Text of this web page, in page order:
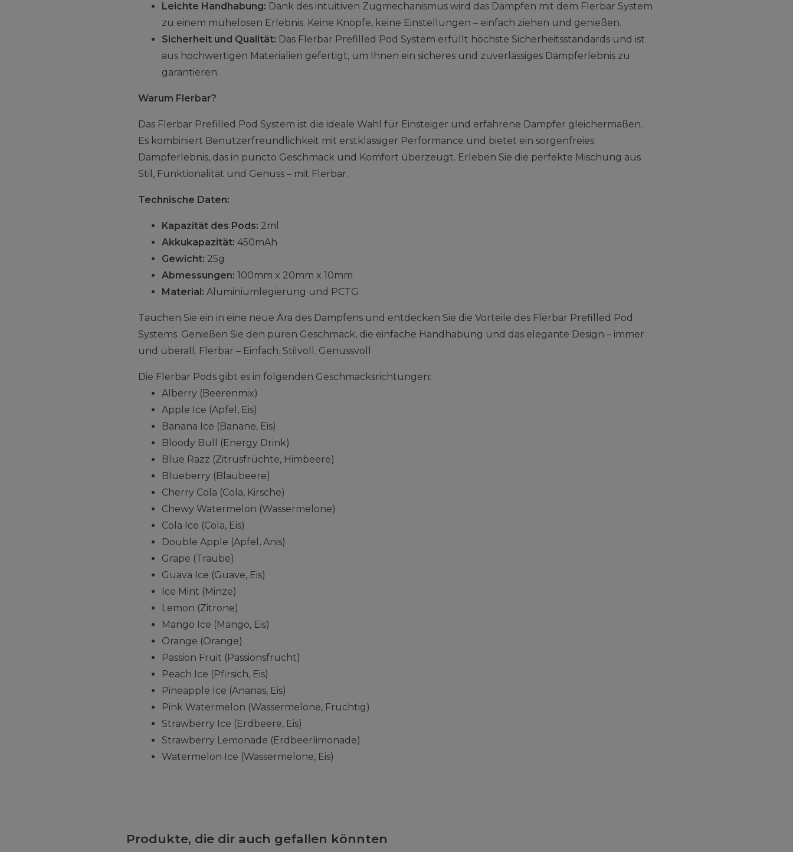
Leichte Handhabung: Dank des intuitiven Zugmechanismus wird das Dampfen mit dem Flerbar System
zu einem mühelosen Erlebnis. Keine Knöpfe, keine Einstellungen – einfach ziehen und genießen.
Sicherheit und Qualität: Das Flerbar Prefilled Pod System erfüllt höchste Sicherheitsstandards und ist
aus hochwertigen Materialien gefertigt, um Ihnen ein sicheres und zuverlässiges Dampferlebnis zu
garantieren.
Warum Flerbar?
Das Flerbar Prefilled Pod System ist die ideale Wahl für Einsteiger und erfahrene Dampfer gleichermaßen.
Es kombiniert Benutzerfreundlichkeit mit erstklassiger Performance und bietet ein sorgenfreies
Dampferlebnis, das in puncto Geschmack und Komfort überzeugt. Erleben Sie die perfekte Mischung aus
Stil, Funktionalität und Genuss – mit Flerbar.
Technische Daten:
Kapazität des Pods: 2ml
Akkukapazität: 450mAh
Gewicht: 25g
Abmessungen: 100mm x 20mm x 10mm
Material: Aluminiumlegierung und PCTG
Tauchen Sie ein in eine neue Ära des Dampfens und entdecken Sie die Vorteile des Flerbar Prefilled Pod
Systems. Genießen Sie den puren Geschmack, die einfache Handhabung und das elegante Design – immer
und überall. Flerbar – Einfach. Stilvoll. Genussvoll.
Die Flerbar Pods gibt es in folgenden Geschmacksrichtungen:
Alberry (Beerenmix)
Apple Ice (Apfel, Eis)
Banana Ice (Banane, Eis)
Bloody Bull (Energy Drink)
Blue Razz (Zitrusfrüchte, Himbeere)
Blueberry (Blaubeere)
Cherry Cola (Cola, Kirsche)
Chewy Watermelon (Wassermelone)
Cola Ice (Cola, Eis)
Double Apple (Apfel, Anis)
Grape (Traube)
Guava Ice (Guave, Eis)
Ice Mint (Minze)
Lemon (Zitrone)
Mango Ice (Mango, Eis)
Orange (Orange)
Passion Fruit (Passionsfrucht)
Peach Ice (Pfirsich, Eis)
Pineapple Ice (Ananas, Eis)
Pink Watermelon (Wassermelone, Fruchtig)
Strawberry Ice (Erdbeere, Eis)
Strawberry Lemonade (Erdbeerlimonade)
Watermelon Ice (Wassermelone, Eis)
Produkte, die dir auch gefallen könnten